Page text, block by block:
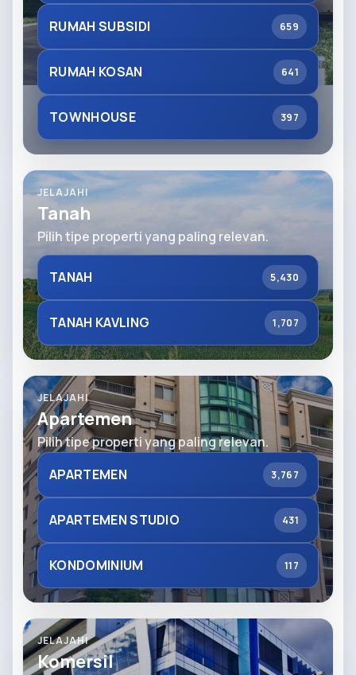
RUMAH SUBSIDI 659
RUMAH KOSAN 641
TOWNHOUSE 397
JELAJAHI
Tanah
Pilih tipe properti yang paling relevan.
TANAH 5,430
TANAH KAVLING 1,707
JELAJAHI
Apartemen
Pilih tipe properti yang paling relevan.
APARTEMEN
3,767
APARTEMEN STUDIO 431
KONDOMINIUM 117
JELAJAHI
Komersil